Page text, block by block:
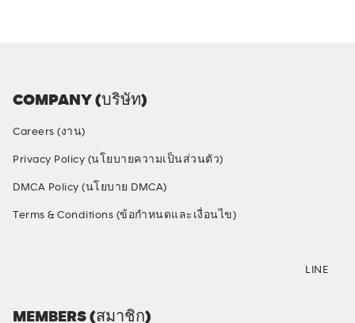
COMPANY (บริษัท)
Careers (งาน)
Privacy Policy (นโยบายความเป็นส่วนตัว)
DMCA Policy (นโยบาย DMCA)
Terms & Conditions (ข้อกำหนดและเงื่อนไข)
MEMBERS (สมาชิก)
LINE